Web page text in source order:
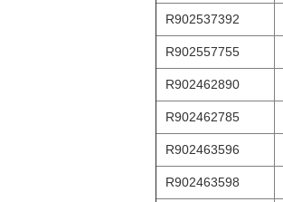
R902537392
R902557755
R902462890
R902462785
R902463596
R902463598